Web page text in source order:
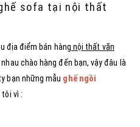
sofa tại nội thất
địa điểm bán hàng nội thất văn
chào hàng đến bạn, vậy đâu là
bạn những mẫu ghế ngồi
tôi vì :